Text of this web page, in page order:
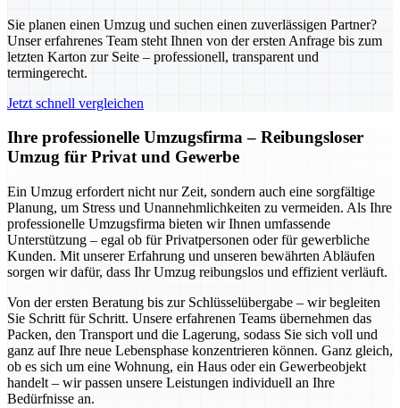
Sie planen einen Umzug und suchen einen zuverlässigen Partner?
Unser erfahrenes Team steht Ihnen von der ersten Anfrage bis zum
letzten Karton zur Seite – professionell, transparent und
termingerecht.
Jetzt schnell vergleichen
Ihre professionelle Umzugsfirma – Reibungsloser
Umzug für Privat und Gewerbe
Ein Umzug erfordert nicht nur Zeit, sondern auch eine sorgfältige
Planung, um Stress und Unannehmlichkeiten zu vermeiden. Als Ihre
professionelle Umzugsfirma bieten wir Ihnen umfassende
Unterstützung – egal ob für Privatpersonen oder für gewerbliche
Kunden. Mit unserer Erfahrung und unseren bewährten Abläufen
sorgen wir dafür, dass Ihr Umzug reibungslos und effizient verläuft.
Von der ersten Beratung bis zur Schlüsselübergabe – wir begleiten
Sie Schritt für Schritt. Unsere erfahrenen Teams übernehmen das
Packen, den Transport und die Lagerung, sodass Sie sich voll und
ganz auf Ihre neue Lebensphase konzentrieren können. Ganz gleich,
ob es sich um eine Wohnung, ein Haus oder ein Gewerbeobjekt
handelt – wir passen unsere Leistungen individuell an Ihre
Bedürfnisse an.